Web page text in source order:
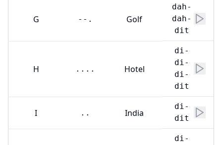
G --. Golf
dah-
dah-
dit
H .... Hotel
di-
di-
di-
dit
I .. India
di-
dit
di-